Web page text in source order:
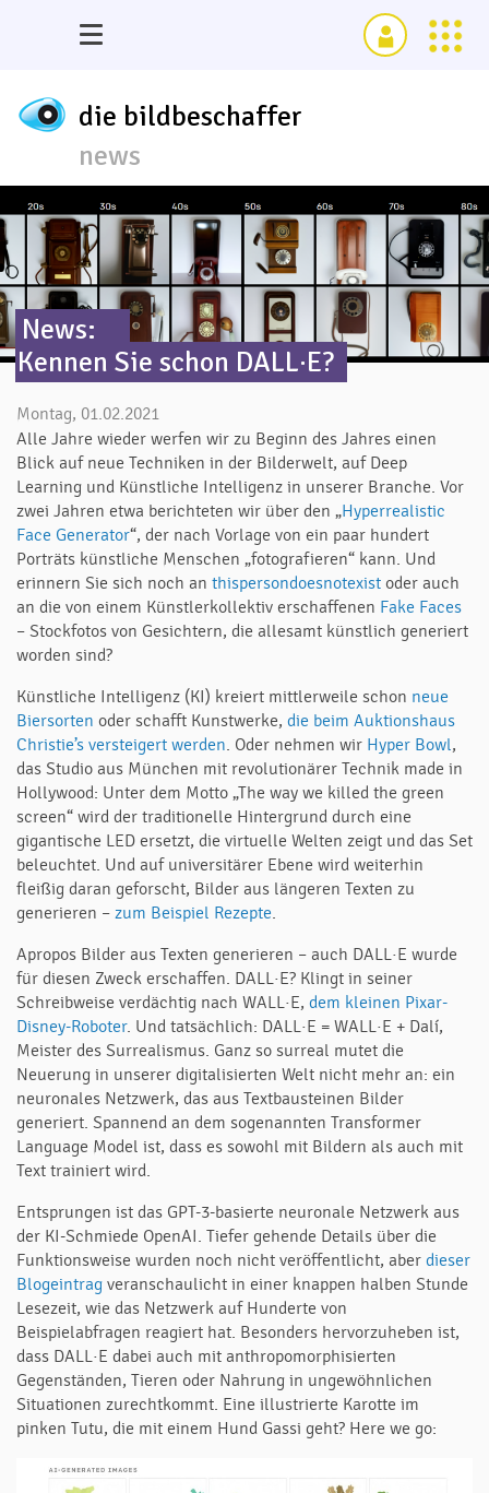
die bildbeschaffer
news
News:
Kennen Sie schon DALL·E?
Montag, 01.02.2021
Alle Jahre wieder werfen wir zu Beginn des Jahres einen
Blick auf neue Techniken in der Bilderwelt, auf Deep
Learning und Künstliche Intelligenz in unserer Branche. Vor
zwei Jahren etwa berichteten wir über den „Hyperrealistic
Face Generator“, der nach Vorlage von ein paar hundert
Porträts künstliche Menschen „fotografieren“ kann. Und
erinnern Sie sich noch an thispersondoesnotexist oder auch
an die von einem Künstlerkollektiv erschaffenen Fake Faces
– Stockfotos von Gesichtern, die allesamt künstlich generiert
worden sind?
Künstliche Intelligenz (KI) kreiert mittlerweile schon neue
Biersorten oder schafft Kunstwerke, die beim Auktionshaus
Christie’s versteigert werden. Oder nehmen wir Hyper Bowl,
das Studio aus München mit revolutionärer Technik made in
Hollywood: Unter dem Motto „The way we killed the green
screen“ wird der traditionelle Hintergrund durch eine
gigantische LED ersetzt, die virtuelle Welten zeigt und das Set
beleuchtet. Und auf universitärer Ebene wird weiterhin
fleißig daran geforscht, Bilder aus längeren Texten zu
generieren – zum Beispiel Rezepte.
Apropos Bilder aus Texten generieren – auch DALL·E wurde
für diesen Zweck erschaffen. DALL·E? Klingt in seiner
Schreibweise verdächtig nach WALL·E, dem kleinen Pixar-
Disney-Roboter. Und tatsächlich: DALL·E = WALL·E + Dalí,
Meister des Surrealismus. Ganz so surreal mutet die
Neuerung in unserer digitalisierten Welt nicht mehr an: ein
neuronales Netzwerk, das aus Textbausteinen Bilder
generiert. Spannend an dem sogenannten Transformer
Language Model ist, dass es sowohl mit Bildern als auch mit
Text trainiert wird.
Entsprungen ist das GPT-3-basierte neuronale Netzwerk aus
der KI-Schmiede OpenAI. Tiefer gehende Details über die
Funktionsweise wurden noch nicht veröffentlicht, aber dieser
Blogeintrag veranschaulicht in einer knappen halben Stunde
Lesezeit, wie das Netzwerk auf Hunderte von
Beispielabfragen reagiert hat. Besonders hervorzuheben ist,
dass DALL·E dabei auch mit anthropomorphisierten
Gegenständen, Tieren oder Nahrung in ungewöhnlichen
Situationen zurechtkommt. Eine illustrierte Karotte im
pinken Tutu, die mit einem Hund Gassi geht? Here we go: